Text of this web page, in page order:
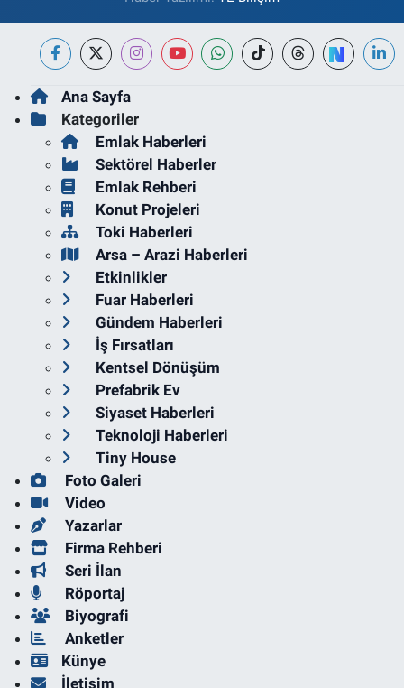
Ana Sayfa
Kategoriler
Emlak Haberleri
Sektörel Haberler
Emlak Rehberi
Konut Projeleri
Toki Haberleri
Arsa – Arazi Haberleri
Etkinlikler
Fuar Haberleri
Gündem Haberleri
İş Fırsatları
Kentsel Dönüşüm
Prefabrik Ev
Siyaset Haberleri
Teknoloji Haberleri
Tiny House
Foto Galeri
Video
Yazarlar
Firma Rehberi
Seri İlan
Röportaj
Biyografi
Anketler
Künye
İletişim